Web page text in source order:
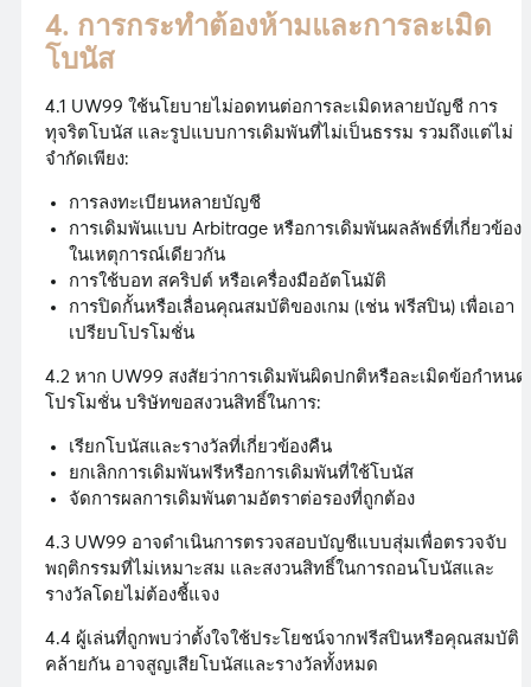
4. การกระทำต้องห้ามและการละเมิด
โบนัส
4.1 UW99 ใช้นโยบายไม่อดทนต่อการละเมิดหลายบัญชี การ
ทุจริตโบนัส และรูปแบบการเดิมพันที่ไม่เป็นธรรม รวมถึงแต่ไม่
จำกัดเพียง:
การลงทะเบียนหลายบัญชี
การเดิมพันแบบ Arbitrage หรือการเดิมพันผลลัพธ์ที่เกี่ยวข้อง
ในเหตุการณ์เดียวกัน
การใช้บอท สคริปต์ หรือเครื่องมืออัตโนมัติ
การปิดกั้นหรือเลื่อนคุณสมบัติของเกม (เช่น ฟรีสปิน) เพื่อเอา
เปรียบโปรโมชั่น
4.2 หาก UW99 สงสัยว่าการเดิมพันผิดปกติหรือละเมิดข้อกำหนด
โปรโมชั่น บริษัทขอสงวนสิทธิ์ในการ:
เรียกโบนัสและรางวัลที่เกี่ยวข้องคืน
ยกเลิกการเดิมพันฟรีหรือการเดิมพันที่ใช้โบนัส
จัดการผลการเดิมพันตามอัตราต่อรองที่ถูกต้อง
4.3 UW99 อาจดำเนินการตรวจสอบบัญชีแบบสุ่มเพื่อตรวจจับ
พฤติกรรมที่ไม่เหมาะสม และสงวนสิทธิ์ในการถอนโบนัสและ
รางวัลโดยไม่ต้องชี้แจง
4.4 ผู้เล่นที่ถูกพบว่าตั้งใจใช้ประโยชน์จากฟรีสปินหรือคุณสมบัติ
คล้ายกัน อาจสูญเสียโบนัสและรางวัลทั้งหมด